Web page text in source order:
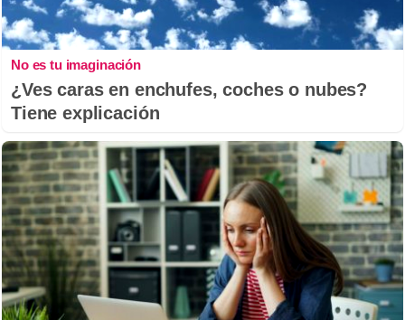
No es tu imaginación
¿Ves caras en enchufes, coches o nubes?
Tiene explicación